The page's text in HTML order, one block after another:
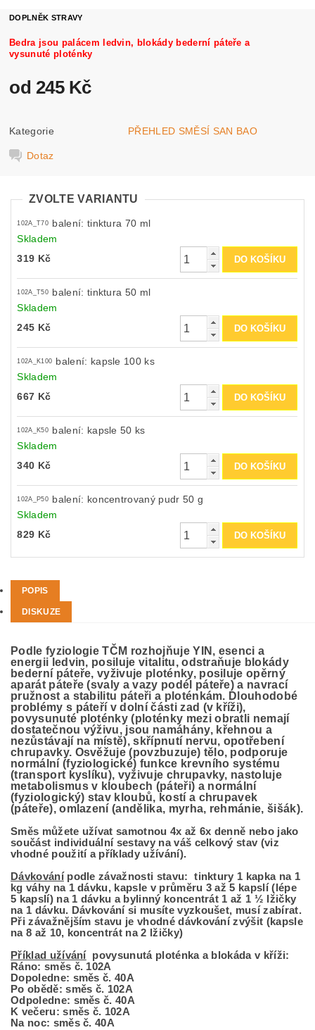
DOPLNĚK STRAVY
Bedra jsou palácem ledvin, blokády bederní páteře a
vysunuté ploténky
od 245 Kč
Kategorie PŘEHLED SMĚSÍ SAN BAO
Dotaz
ZVOLTE VARIANTU
102A_T70
balení: tinktura 70 ml
Skladem
319 Kč
102A_T50
balení: tinktura 50 ml
Skladem
245 Kč
102A_K100 balení: kapsle 100 ks
Skladem
667 Kč
102A_K50
balení: kapsle 50 ks
Skladem
340 Kč
102A_P50
balení: koncentrovaný pudr 50 g
Skladem
829 Kč
POPIS
DISKUZE
Podle fyziologie TČM rozhojňuje YIN, esenci a
energii ledvin, posilujevitalitu, odstraňuje blokády
bederní páteře, vyživuje ploténky, posiluje opěrný
aparát páteře (svaly a vazy podél páteře) a navrací
pružnost a stabilitu páteři a ploténkám. Dlouhodobé
problémy s páteří v dolní části zad (v kříži),
povysunuté ploténky (ploténky mezi obratli nemají
dostatečnou výživu, jsou namáhány, křehnou a
nezůstávají na místě), skřípnutí nervu, opotřebení
chrupavky. Osvěžuje (povzbuzuje) tělo, podporuje
normální (fyziologické) funkce krevního systému
(transport kyslíku), vyživuje chrupavky, nastoluje
metabolismus v kloubech (páteři) a normální
(fyziologický) stav kloubů, kostí a chrupavek
(páteře), omlazení (andělika, myrha, rehmánie, šišák).
Směs můžete užívat samotnou 4x až 6x denně nebo jako
součást individuální sestavy na váš celkový stav (viz
vhodné použití a příklady užívání).
Dávkovánípodle závažnosti stavu: tinktury 1 kapka na 1
kg váhy na 1 dávku, kapsle v průměru 3 až 5 kapslí (lépe
5 kapslí) na 1 dávku a bylinný koncentrát 1 až 1 ½ lžičky
na 1 dávku. Dávkování si musíte vyzkoušet, musí zabírat.
Při závažnějším stavu je vhodné dávkování zvýšit (kapsle
na 8 až 10, koncentrát na 2 lžičky)
Příklad užívání povysunutá ploténka a blokáda v kříži:
Ráno: směs č. 102A
Dopoledne: směs č. 40A
Po obědě: směs č. 102A
Odpoledne: směs č. 40A
K večeru: směs č. 102A
Na noc: směs č. 40A